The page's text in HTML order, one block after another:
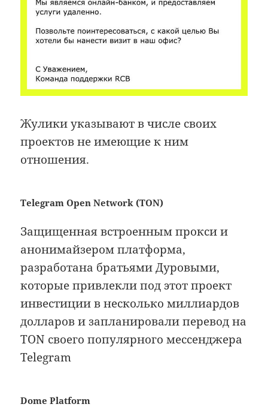
Жулики указывают в числе своих
проектов не имеющие к ним
отношения.
Telegram Open Network (TON)
Защищенная встроенным прокси и
анонимайзером платформа,
разработана братьями Дуровыми,
которые привлекли под этот проект
инвестиции в несколько миллиардов
долларов и запланировали перевод на
TON своего популярного мессенджера
Telegram
Dome Platform